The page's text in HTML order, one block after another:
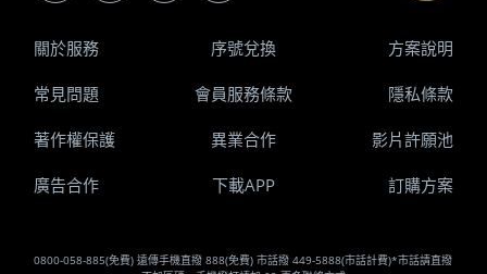
0800-058-885(免費) 遠傳手機直撥 888(免費) 市話撥 449-5888(市話計費)*市話請直撥
關於服務 序號兌換 方案說明
常見問題 會員服務條款 隱私條款
著作權保護 異業合作 影片許願池
廣告合作 下載APP 訂購方案